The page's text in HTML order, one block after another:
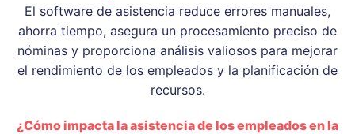
El software de asistencia reduce errores manuales,
ahorra tiempo, asegura un procesamiento preciso de
nóminas y proporciona análisis valiosos para mejorar
el rendimiento de los empleados y la planificación de
recursos.
¿Cómo impacta la asistencia de los empleados en la